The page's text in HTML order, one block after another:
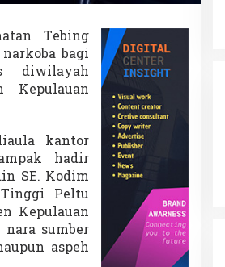
Tebing
bagi
diwilayah
Kepulauan
kantor
hadir
SE. Kodim
Peltu
Kepulauan
sumber
aspeh